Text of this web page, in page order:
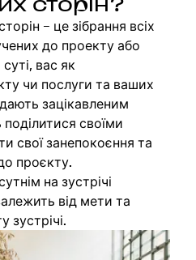
– це зібрання всіх
до проекту або
вас як
чи послуги та ваших
зацікавленим
своїми
свої занепокоєння та
проєкту.
на зустрічі
від мети та
зустрічі.